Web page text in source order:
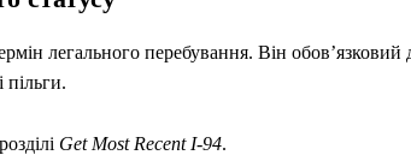
легального перебування. Він обов’язковий
пільги.
Get Most Recent I-94.